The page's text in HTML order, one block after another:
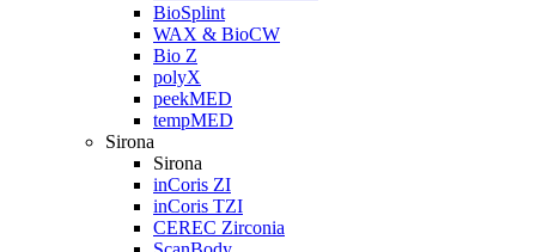
BioSplint
WAX & BioCW
Bio Z
polyX
peekMED
tempMED
Sirona
Sirona
inCoris ZI
inCoris TZI
CEREC Zirconia